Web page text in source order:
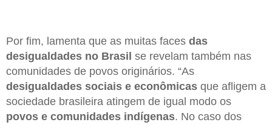
Por fim, lamenta que as muitas faces das
desigualdades no Brasil se revelam também nas
comunidades de povos originários. “As
desigualdades sociais e econômicas que afligem a
sociedade brasileira atingem de igual modo os
povos e comunidades indígenas. No caso dos